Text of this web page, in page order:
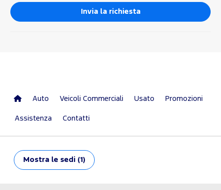
Auto Veicoli Commerciali Usato Promozioni
Assistenza Contatti
Mostra le sedi (1)